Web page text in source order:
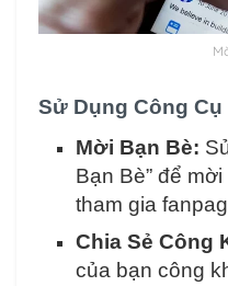
Sử Dụng Công
Mời Bạn Bè:
Bạn Bè” để
tham gia
Chia Sẻ Công
của bạn công